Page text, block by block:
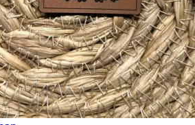
Produkte im Warenkorb.